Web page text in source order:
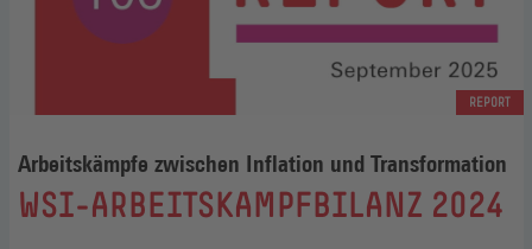
REPORT
Arbeitskämpfe zwischen Inflation und Transformation
:
WSI-ARBEITSKAMPFBILANZ 2024